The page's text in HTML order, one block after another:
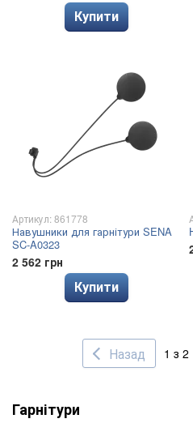
Купити
Артикул: 861778
Навушники для гарнітури SENA
SC-A0323
2 562 грн
Купити
Назад 1 з 2
Гарнітури